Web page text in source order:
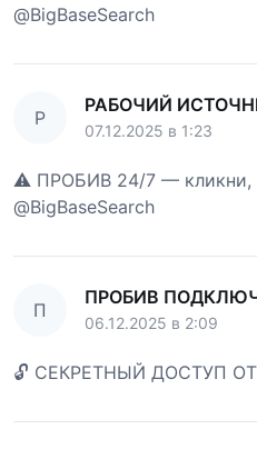
@BigBaseSearch
Р
РАБОЧИЙ
07.12.2025 в 1:23
⚠️ ПРОБИВ 24/7 — кликни,
@BigBaseSearch
П
ПРОБИВ
06.12.2025 в 2:09
🔓 СЕКРЕТНЫЙ ДОСТУП